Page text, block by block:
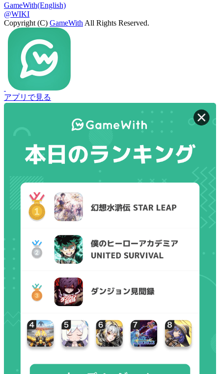
GameWith(English)
@WIKI
Copyright (C) GameWith All Rights Reserved.
アプリで見る